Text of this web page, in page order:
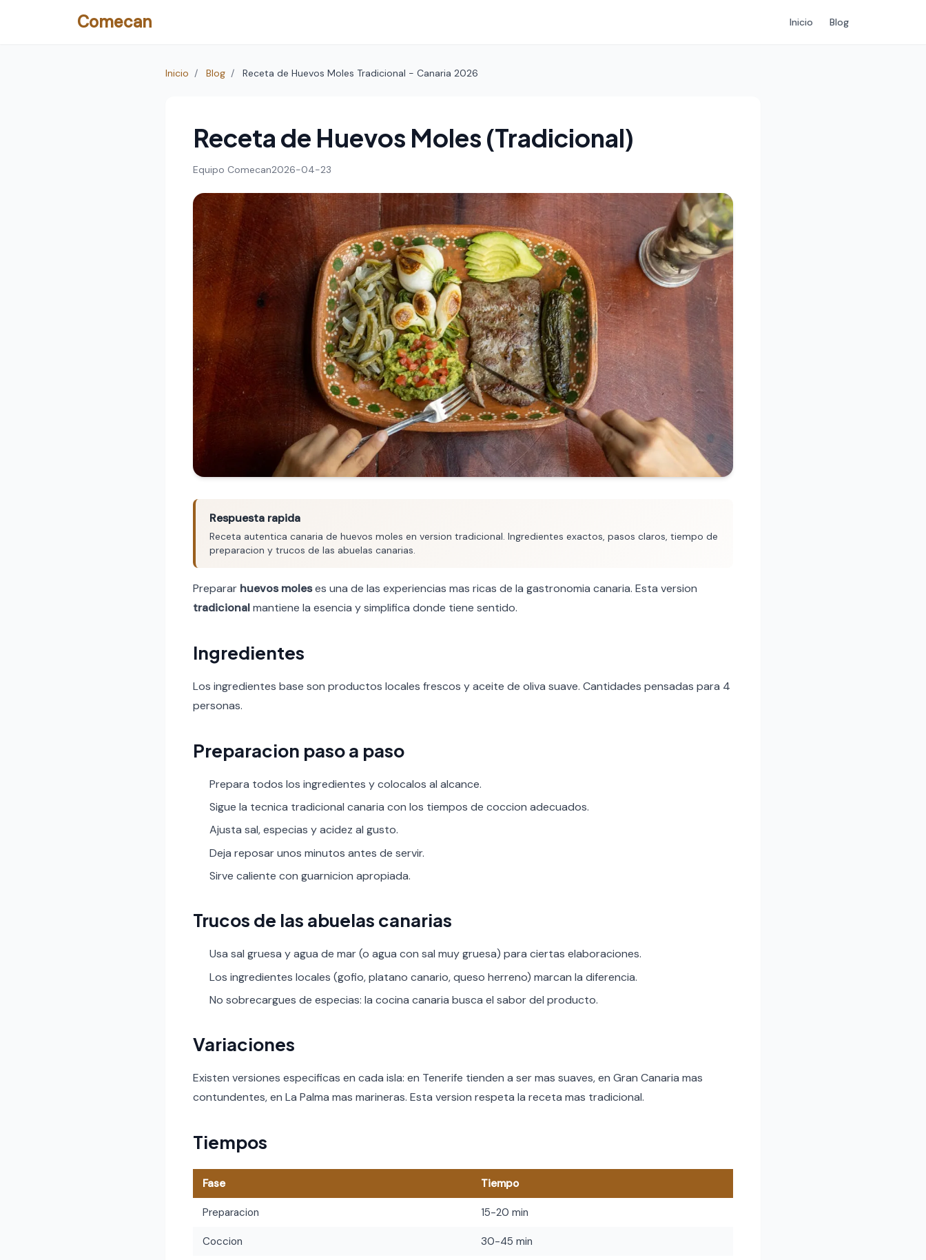
Comecan Inicio Blog
Inicio / Blog / Receta de Huevos Moles Tradicional - Canaria 2026
Receta de Huevos Moles (Tradicional)
Equipo Comecan2026-04-23
Respuesta rapida
Receta autentica canaria de huevos moles en version tradicional. Ingredientes exactos, pasos claros, tiempo de
preparacion y trucos de las abuelas canarias.
Preparar huevos moleses una de las experiencias mas ricas de la gastronomia canaria. Esta version
tradicionalmantiene la esencia y simplifica donde tiene sentido.
Ingredientes
Los ingredientes base son productos locales frescos y aceite de oliva suave. Cantidades pensadas para 4
personas.
Preparacion paso a paso
Prepara todos los ingredientes y colocalos al alcance.
Sigue la tecnica tradicional canaria con los tiempos de coccion adecuados.
Ajusta sal, especias y acidez al gusto.
Deja reposar unos minutos antes de servir.
Sirve caliente con guarnicion apropiada.
Trucos de las abuelas canarias
Usa sal gruesa y agua de mar (o agua con sal muy gruesa) para ciertas elaboraciones.
Los ingredientes locales (gofio, platano canario, queso herreno) marcan la diferencia.
No sobrecargues de especias: la cocina canaria busca el sabor del producto.
Variaciones
Existen versiones especificas en cada isla: en Tenerife tienden a ser mas suaves, en Gran Canaria mas
contundentes, en La Palma mas marineras. Esta version respeta la receta mas tradicional.
Tiempos
Fase Tiempo
Preparacion 15-20 min
Coccion 30-45 min